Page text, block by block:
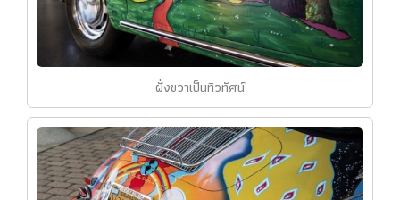
ฝั่งขวาเป็นทิวทัศน์